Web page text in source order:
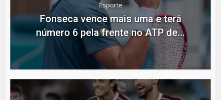
Esporte
Fonseca vence mais uma e terá
número 6 pela frente no ATP de...